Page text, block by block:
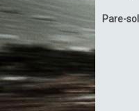
Pare-